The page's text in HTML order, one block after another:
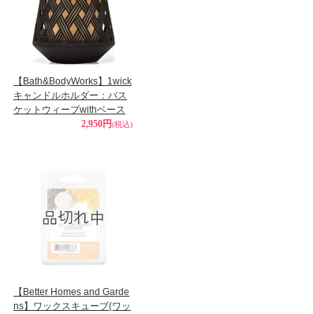
【Bath&BodyWorks】1wick
キャンドルホルダー：バス
ケットウィーブwithベース
2,950円(税込)
【Better Homes and Garde
ns】ワックスキューブ(ワッ